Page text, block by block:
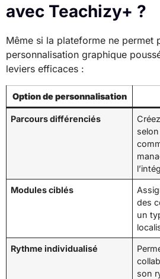
avec Teachizy+ ?
Même si la plateforme ne permet
personnalisation graphique
leviers efficaces :
Option de personnalisation
Parcours différenciés
Modules ciblés
des
un
Rythme individualisé
son